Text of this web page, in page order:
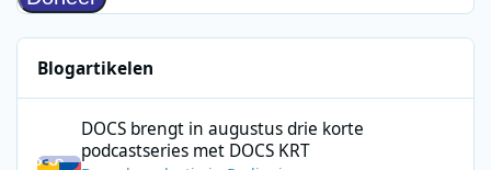
Blogartikelen
DOCS brengt in augustus drie korte
podcastseries met DOCS KRT